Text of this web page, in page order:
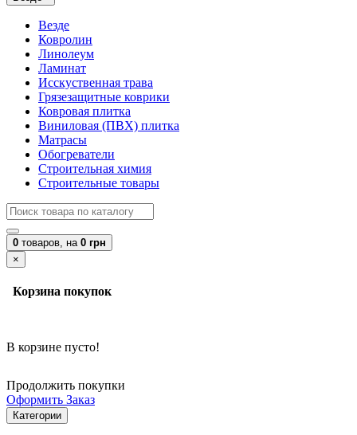
Везде
Ковролин
Линолеум
Ламинат
Исскуственная трава
Грязезащитные коврики
Ковровая плитка
Виниловая (ПВХ) плитка
Матрасы
Обогреватели
Строительная химия
Строительные товары
0 товаров, на 0 грн
×
Корзина покупок
В корзине пусто!
Продолжить покупки
Оформить Заказ
Категории